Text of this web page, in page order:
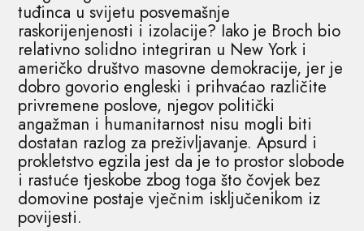
tuđinca u svijetu posvemašnje
raskorijenjenosti i izolacije? Iako je Broch bio
relativno solidno integriran u New York i
američko društvo masovne demokracije, jer je
dobro govorio engleski i prihvaćao različite
privremene poslove, njegov politički
angažman i humanitarnost nisu mogli biti
dostatan razlog za preživljavanje. Apsurd i
prokletstvo egzila jest da je to prostor slobode
i rastuće tjeskobe zbog toga što čovjek bez
domovine postaje vječnim isključenikom iz
povijesti.